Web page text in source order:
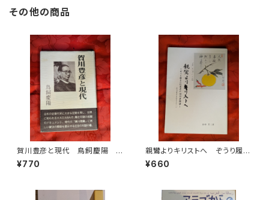
その他の商品
賀川豊彦と現代 鳥飼慶陽
兵庫部落問題研究所
¥770
親鸞よりキリストへ ぞうり履き
の伝道者升崎外彦物語（賀川豊
彦を巡る人々1） 田中芳三 ク
¥660